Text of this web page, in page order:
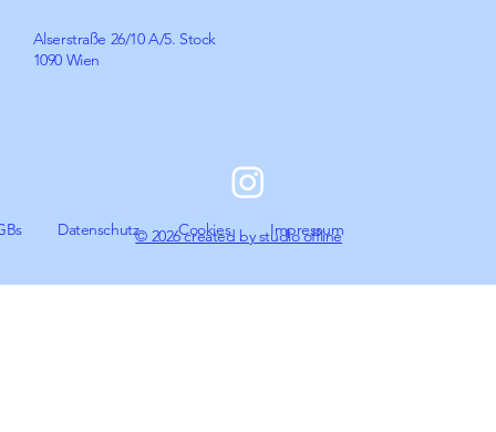
Alserstraße 26/10 A/5. Stock
1090 Wien
DatenschutzCookies Impressum
© 2026 created by studio offline